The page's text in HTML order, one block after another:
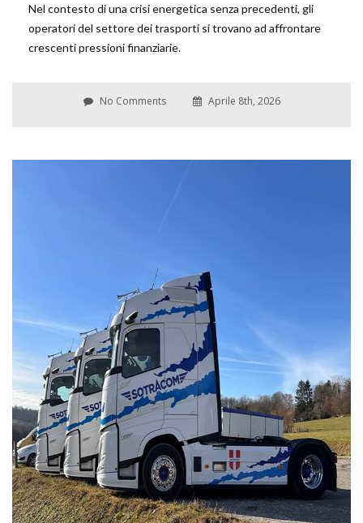
Nel contesto di una crisi energetica senza precedenti, gli
operatori del settore dei trasporti si trovano ad affrontare
crescenti pressioni finanziarie.
No Comments Aprile 8th, 2026